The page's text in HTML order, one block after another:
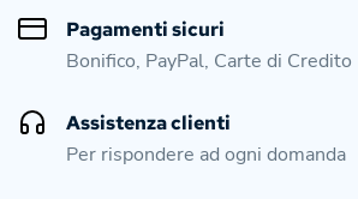
Pagamenti sicuri
Bonifico, PayPal, Carte di Credito
Assistenza clienti
Per rispondere ad ogni domanda